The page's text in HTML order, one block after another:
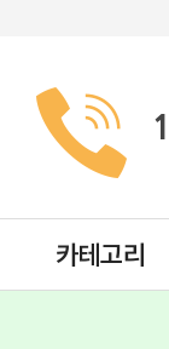
카테고리